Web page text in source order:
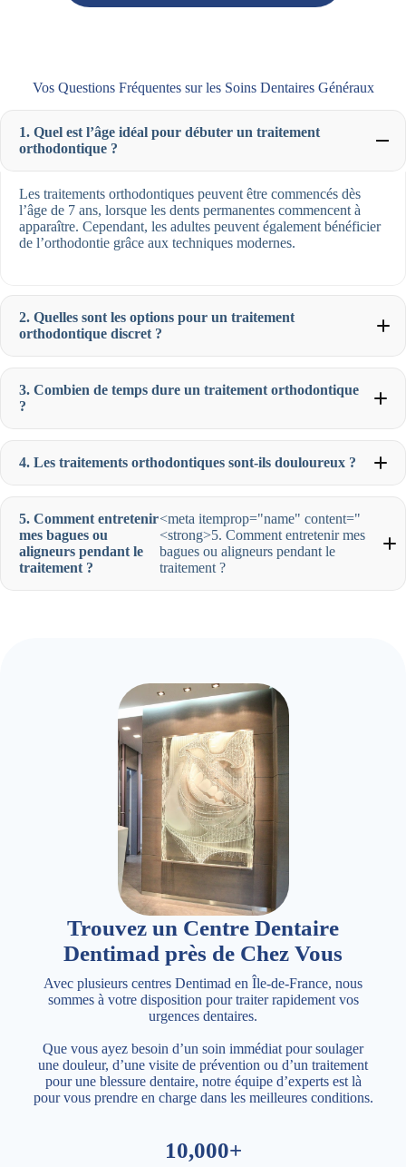
Vos Questions Fréquentes sur les Soins Dentaires Généraux
1. Quel est l’âge idéal pour débuter un traitement
orthodontique ?
Les traitements orthodontiques peuvent être commencés dès
l’âge de 7 ans, lorsque les dents permanentes commencent à
apparaître. Cependant, les adultes peuvent également bénéficier
de l’orthodontie grâce aux techniques modernes.
2. Quelles sont les options pour un traitement
orthodontique discret ?
3. Combien de temps dure un traitement orthodontique
?
4. Les traitements orthodontiques sont-ils douloureux ?
5. Comment entretenir
mes bagues ou
aligneurs pendant le
traitement ?
<meta itemprop="name" content="
<strong>5. Comment entretenir mes
bagues ou aligneurs pendant le
traitement ?
Trouvez un Centre Dentaire
Dentimad près de Chez Vous
Avec plusieurs centres Dentimad en Île-de-France, nous
sommes à votre disposition pour traiter rapidement vos
urgences dentaires.
Que vous ayez besoin d’un soin immédiat pour soulager
une douleur, d’une visite de prévention ou d’un traitement
pour une blessure dentaire, notre équipe d’experts est là
pour vous prendre en charge dans les meilleures conditions.
10,000+